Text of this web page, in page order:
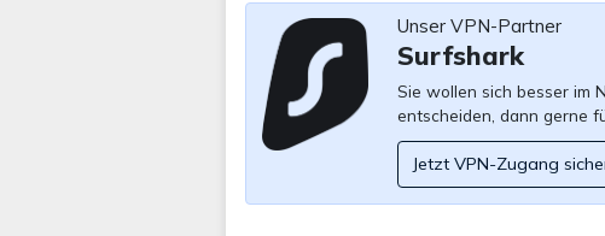
Unser VPN-Partner
Surfshark
Sie wollen sich besser im
entscheiden, dann gerne
Jetzt VPN-Zugang